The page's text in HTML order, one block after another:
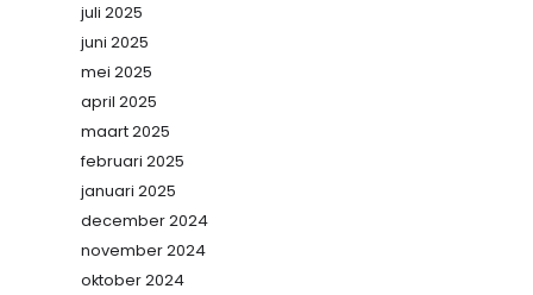
juli 2025
juni 2025
mei 2025
april 2025
maart 2025
februari 2025
januari 2025
december 2024
november 2024
oktober 2024